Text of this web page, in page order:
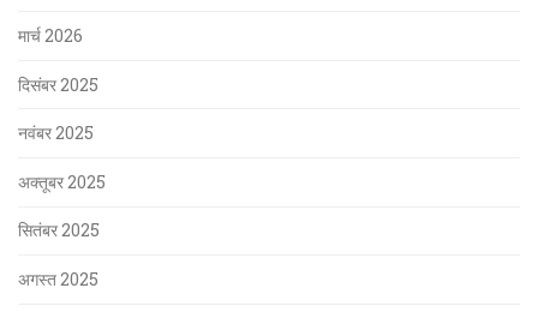
मार्च 2026
दिसंबर 2025
नवंबर 2025
अक्तूबर 2025
सितंबर 2025
अगस्त 2025